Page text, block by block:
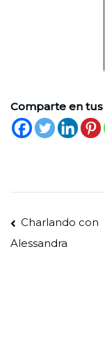
Comparte en
de
Charlando con
Alessandra